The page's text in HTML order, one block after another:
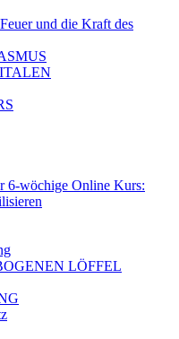
und die Kraft des
Online Kurs:
LÖFFEL